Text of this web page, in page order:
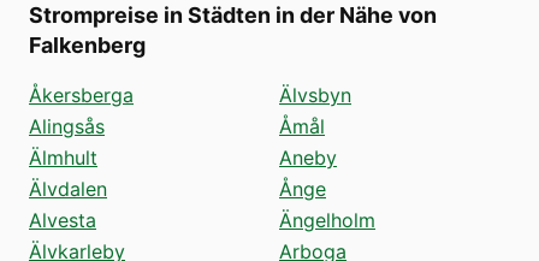
Strompreise in Städten in der Nähe von
Falkenberg
Åkersberga
Alingsås
Älmhult
Älvdalen
Alvesta
Älvkarleby
Älvsbyn
Åmål
Aneby
Ånge
Ängelholm
Arboga